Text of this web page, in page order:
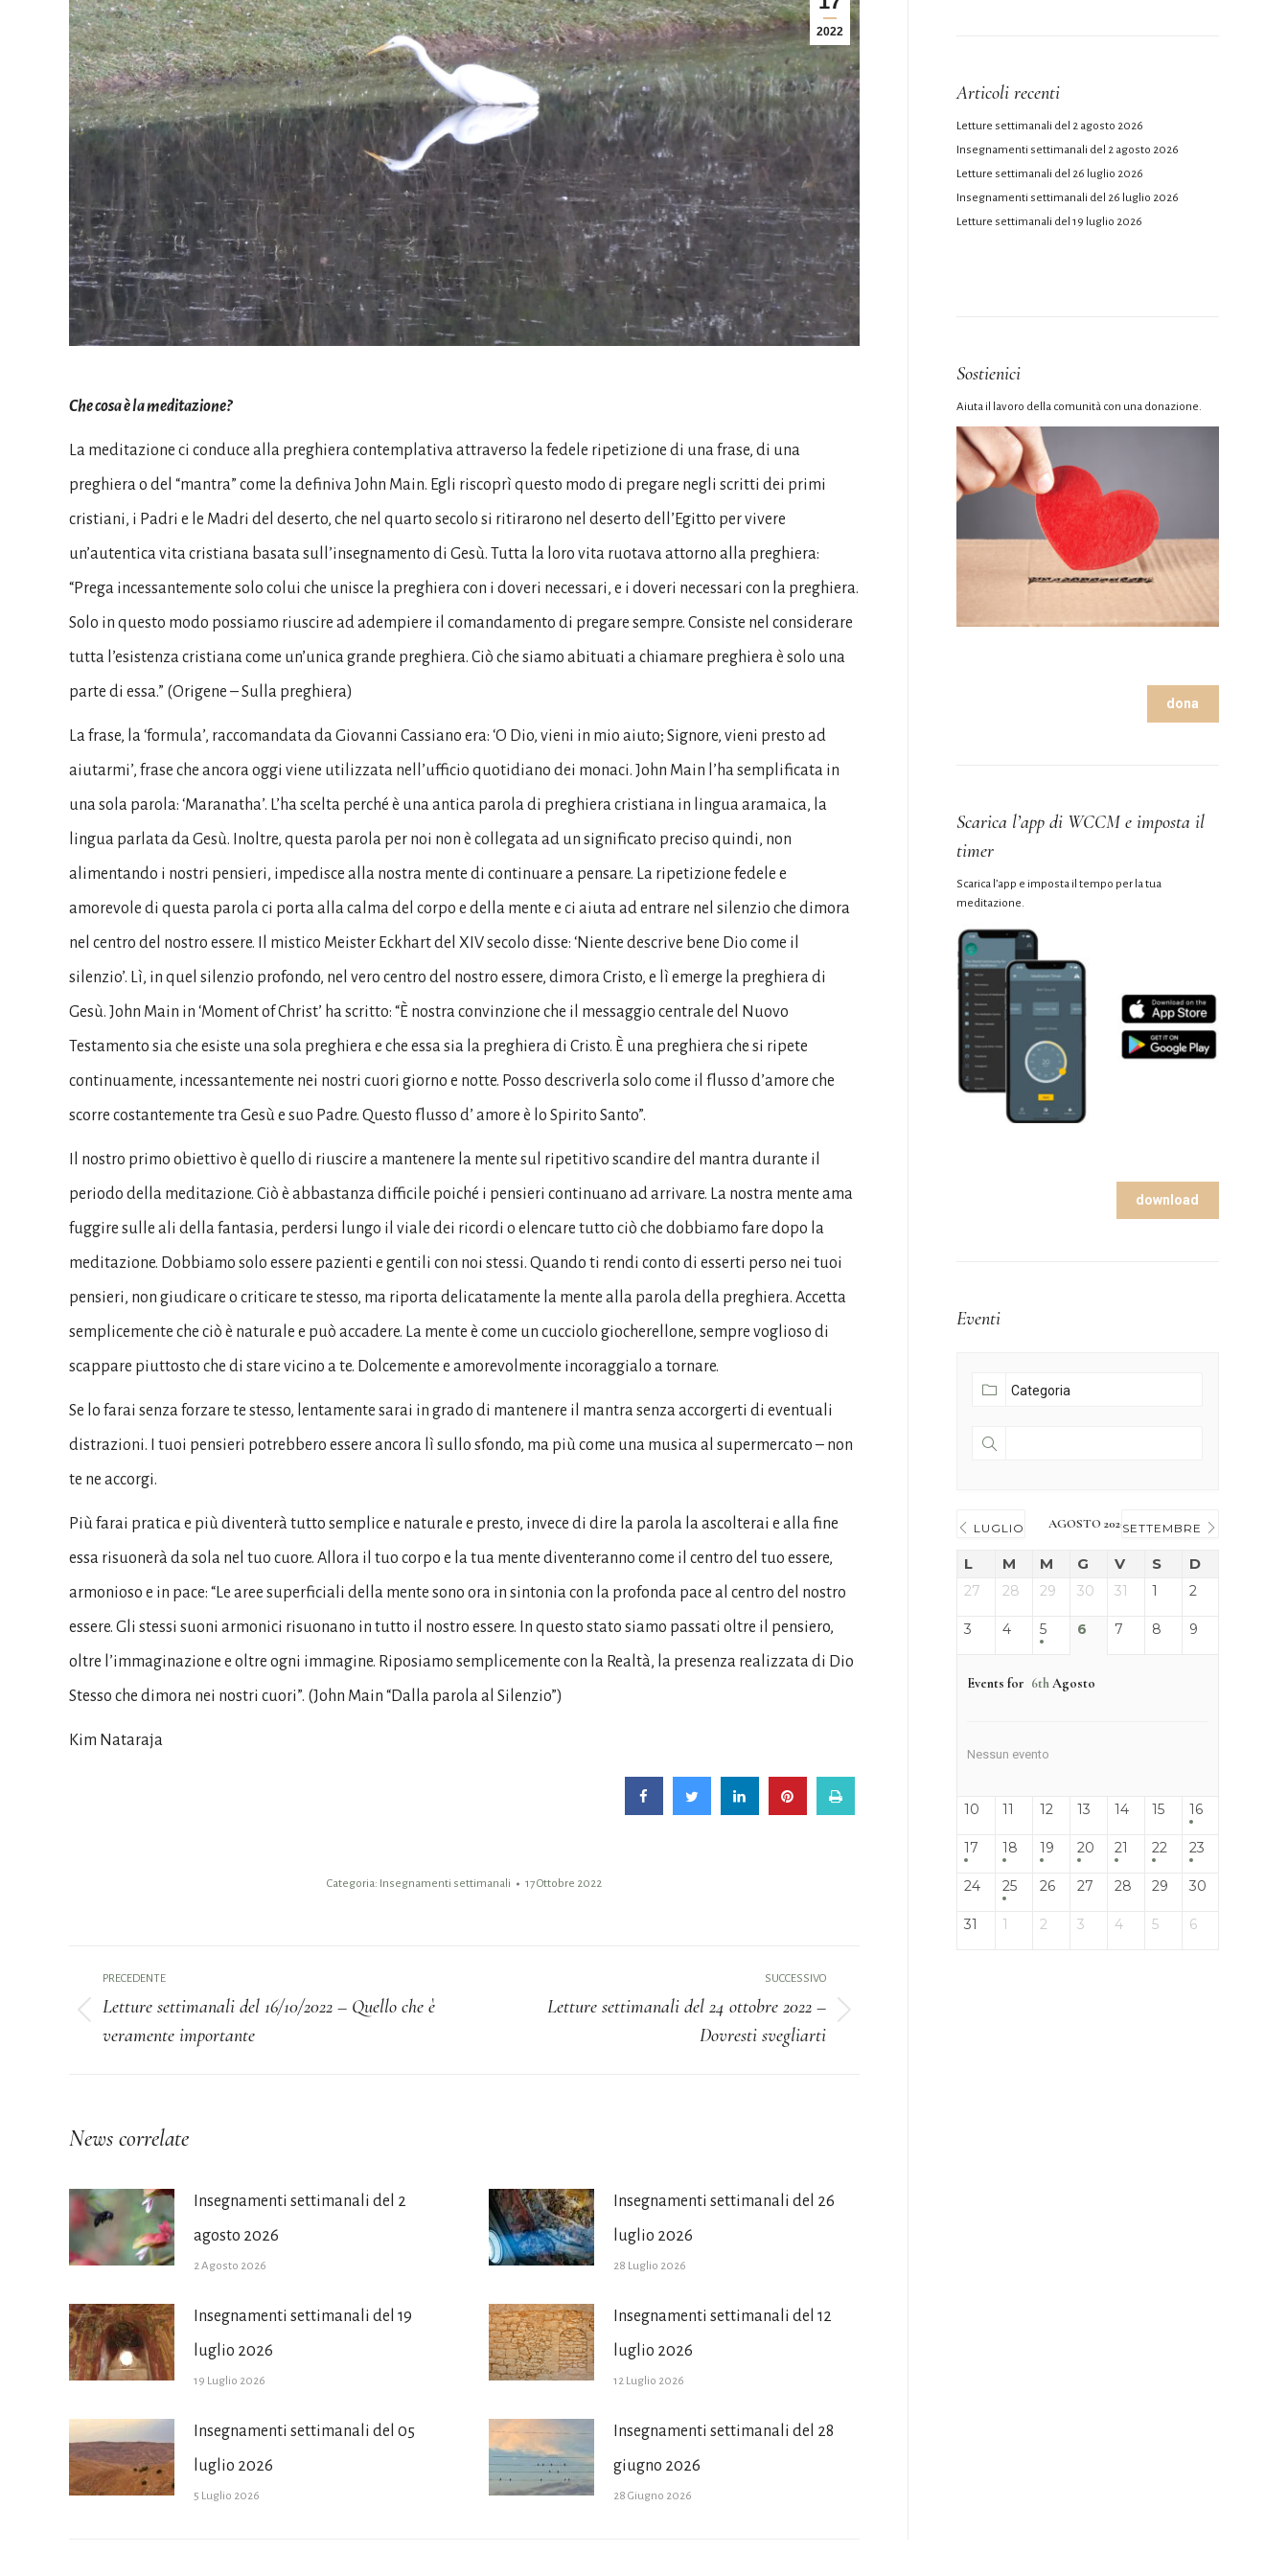
2022
Che cosa è la meditazione?
La meditazione ci conduce alla preghiera contemplativa attraverso la fedele ripetizione di una frase, di una
preghiera o del “mantra” come la definiva John Main. Egli riscoprì questo modo di pregare negli scritti dei primi
cristiani, i Padri e le Madri del deserto, che nel quarto secolo si ritirarono nel deserto dell’Egitto per vivere
un’autentica vita cristiana basata sull’insegnamento di Gesù. Tutta la loro vita ruotava attorno alla preghiera:
“Prega incessantemente solo colui che unisce la preghiera con i doveri necessari, e i doveri necessari con la preghiera.
Solo in questo modo possiamo riuscire ad adempiere il comandamento di pregare sempre. Consiste nel considerare
tutta l’esistenza cristiana come un’unica grande preghiera. Ciò che siamo abituati a chiamare preghiera è solo una
parte di essa.” (Origene – Sulla preghiera)
La frase, la ‘formula’, raccomandata da Giovanni Cassiano era: ‘O Dio, vieni in mio aiuto; Signore, vieni presto ad
aiutarmi’, frase che ancora oggi viene utilizzata nell’ufficio quotidiano dei monaci. John Main l’ha semplificata in
una sola parola: ‘Maranatha’. L’ha scelta perché è una antica parola di preghiera cristiana in lingua aramaica, la
lingua parlata da Gesù. Inoltre, questa parola per noi non è collegata ad un significato preciso quindi, non
alimentando i nostri pensieri, impedisce alla nostra mente di continuare a pensare. La ripetizione fedele e
amorevole di questa parola ci porta alla calma del corpo e della mente e ci aiuta ad entrare nel silenzio che dimora
nel centro del nostro essere. Il mistico Meister Eckhart del XIV secolo disse: ‘Niente descrive bene Dio come il
silenzio’. Lì, in quel silenzio profondo, nel vero centro del nostro essere, dimora Cristo, e lì emerge la preghiera di
Gesù. John Main in ‘Moment of Christ’ ha scritto: “È nostra convinzione che il messaggio centrale del Nuovo
Testamento sia che esiste una sola preghiera e che essa sia la preghiera di Cristo. È una preghiera che si ripete
continuamente, incessantemente nei nostri cuori giorno e notte. Posso descriverla solo come il flusso d’amore che
scorre costantemente tra Gesù e suo Padre. Questo flusso d’ amore è lo Spirito Santo”.
Il nostro primo obiettivo è quello di riuscire a mantenere la mente sul ripetitivo scandire del mantra durante il
periodo della meditazione. Ciò è abbastanza difficile poiché i pensieri continuano ad arrivare. La nostra mente ama
fuggire sulle ali della fantasia, perdersi lungo il viale dei ricordi o elencare tutto ciò che dobbiamo fare dopo la
meditazione. Dobbiamo solo essere pazienti e gentili con noi stessi. Quando ti rendi conto di esserti perso nei tuoi
pensieri, non giudicare o criticare te stesso, ma riporta delicatamente la mente alla parola della preghiera. Accetta
semplicemente che ciò è naturale e può accadere. La mente è come un cucciolo giocherellone, sempre voglioso di
scappare piuttosto che di stare vicino a te. Dolcemente e amorevolmente incoraggialo a tornare.
Se lo farai senza forzare te stesso, lentamente sarai in grado di mantenere il mantra senza accorgerti di eventuali
distrazioni. I tuoi pensieri potrebbero essere ancora lì sullo sfondo, ma più come una musica al supermercato – non
te ne accorgi.
Più farai pratica e più diventerà tutto semplice e naturale e presto, invece di dire la parola la ascolterai e alla fine
essa risuonerà da sola nel tuo cuore. Allora il tuo corpo e la tua mente diventeranno come il centro del tuo essere,
armonioso e in pace: “Le aree superficiali della mente sono ora in sintonia con la profonda pace al centro del nostro
essere. Gli stessi suoni armonici risuonano in tutto il nostro essere. In questo stato siamo passati oltre il pensiero,
oltre l’immaginazione e oltre ogni immagine. Riposiamo semplicemente con la Realtà, la presenza realizzata di Dio
Stesso che dimora nei nostri cuori”. (John Main “Dalla parola al Silenzio”)
Kim Nataraja
Categoria: Insegnamenti settimanali 17 Ottobre 2022
Naviga
tra
PRECEDENTE
Letture settimanali del 16/10/2022 – Quello che è
veramente importante
SUCCESSIVO
Letture settimanali del 24 ottobre 2022 –
Dovresti svegliarti
News correlate
Insegnamenti settimanali del 2
agosto 2026
2 Agosto 2026
Insegnamenti settimanali del 26
luglio 2026
28 Luglio 2026
Insegnamenti settimanali del 19
luglio 2026
19 Luglio 2026
Insegnamenti settimanali del 12
luglio 2026
12 Luglio 2026
Insegnamenti settimanali del 05
luglio 2026
5 Luglio 2026
Insegnamenti settimanali del 28
giugno 2026
28 Giugno 2026
Articoli recenti
Letture settimanali del 2 agosto 2026
Insegnamenti settimanali del 2 agosto 2026
Letture settimanali del 26 luglio 2026
Insegnamenti settimanali del 26 luglio 2026
Letture settimanali del 19 luglio 2026
Sostienici
Aiuta il lavoro della comunità con una donazione.
dona
Scarica l’app di WCCM e imposta il
timer
Scarica l’app e imposta il tempo per la tua
meditazione.
download
Eventi
LUGLIO AGOSTO 2026SETTEMBRE
L M M G V S D
27 28 29 30 31 1 2
3 4 5 6 7 8 9
Events for 6thAgosto
Nessun evento
10 11 12 13 14 15 16
17 18 19 20 21 22 23
24 25 26 27 28 29 30
31 1 2 3 4 5 6